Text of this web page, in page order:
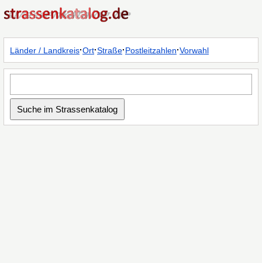
Länder / Landkreis·Ort·Straße·Postleitzahlen·Vorwahl